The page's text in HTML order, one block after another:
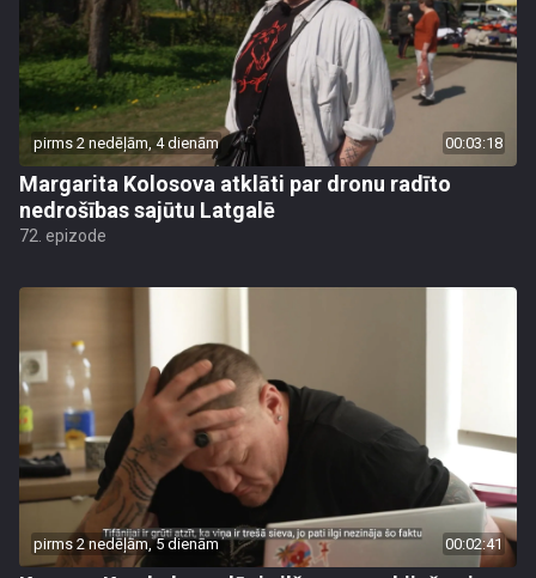
pirms 2 nedēļām, 4 dienām 00:03:18
Margarita Kolosova atklāti par dronu radīto
nedrošības sajūtu Latgalē
72. epizode
pirms 2 nedēļām, 5 dienām 00:02:41